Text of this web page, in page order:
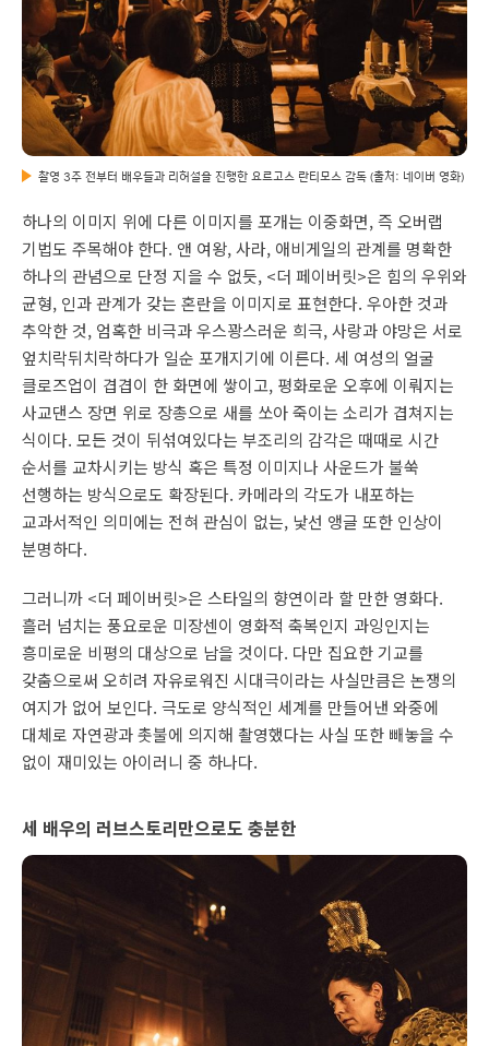
촬영 3주 전부터 배우들과 리허설을 진행한 요르고스 란티모스 감독 (출처: 네이버 영화)
하나의 이미지 위에 다른 이미지를 포개는 이중화면, 즉 오버랩
기법도 주목해야 한다. 앤 여왕, 사라, 애비게일의 관계를 명확한
하나의 관념으로 단정 지을 수 없듯, <더 페이버릿>은 힘의 우위와
균형, 인과 관계가 갖는 혼란을 이미지로 표현한다. 우아한 것과
추악한 것, 엄혹한 비극과 우스꽝스러운 희극, 사랑과 야망은 서로
엎치락뒤치락하다가 일순 포개지기에 이른다. 세 여성의 얼굴
클로즈업이 겹겹이 한 화면에 쌓이고, 평화로운 오후에 이뤄지는
사교댄스 장면 위로 장총으로 새를 쏘아 죽이는 소리가 겹쳐지는
식이다. 모든 것이 뒤섞여있다는 부조리의 감각은 때때로 시간
순서를 교차시키는 방식 혹은 특정 이미지나 사운드가 불쑥
선행하는 방식으로도 확장된다. 카메라의 각도가 내포하는
교과서적인 의미에는 전혀 관심이 없는, 낯선 앵글 또한 인상이
분명하다.
그러니까 <더 페이버릿>은 스타일의 향연이라 할 만한 영화다.
흘러 넘치는 풍요로운 미장센이 영화적 축복인지 과잉인지는
흥미로운 비평의 대상으로 남을 것이다. 다만 집요한 기교를
갖춤으로써 오히려 자유로워진 시대극이라는 사실만큼은 논쟁의
여지가 없어 보인다. 극도로 양식적인 세계를 만들어낸 와중에
대체로 자연광과 촛불에 의지해 촬영했다는 사실 또한 빼놓을 수
없이 재미있는 아이러니 중 하나다.
세 배우의 러브스토리만으로도 충분한